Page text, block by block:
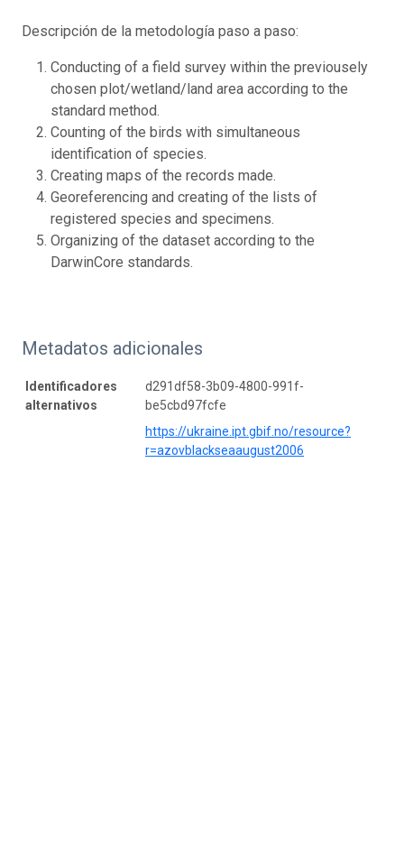
Descripción de la metodología paso a paso:
Conducting of a field survey within the previousely
chosen plot/wetland/land area according to the
standard method.
Counting of the birds with simultaneous
identification of species.
Creating maps of the records made.
Georeferencing and creating of the lists of
registered species and specimens.
Organizing of the dataset according to the
DarwinCore standards.
Metadatos adicionales
Identificadores
alternativos
d291df58-3b09-4800-991f-
be5cbd97fcfe
https://ukraine.ipt.gbif.no/resource?
r=azovblackseaaugust2006